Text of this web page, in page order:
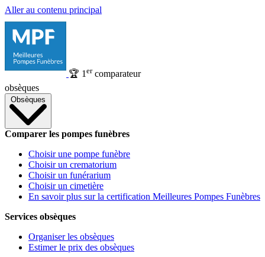
Aller au contenu principal
🏆 1 ercomparateur
obsèques
Obsèques
Comparer les pompes funèbres
Choisir une pompe funèbre
Choisir un crematorium
Choisir un funérarium
Choisir un cimetière
En savoir plus sur la certification Meilleures Pompes Funèbres
Services obsèques
Organiser les obsèques
Estimer le prix des obsèques